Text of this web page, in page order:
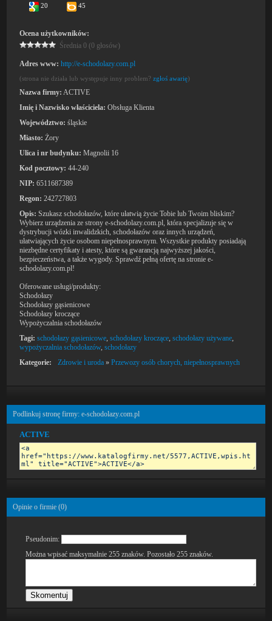
20 45
Ocena użytkowników:
Średnia 0 (0 głosów)
Adres www: http://e-schodolazy.com.pl
(strona nie działa lub występuje inny problem?zgłoś awarię)
Nazwa firmy: ACTIVE
Imię i Nazwisko właściciela: Obsługa Klienta
Województwo: śląskie
Miasto: Żory
Ulica i nr budynku: Magnolii 16
Kod pocztowy: 44-240
NIP: 6511687389
Regon: 242727803
Opis: Szukasz schodołazów, które ułatwią życie Tobie lub Twoim bliskim?
Wybierz urządzenia ze strony e-schodolazy.com.pl, która specjalizuje się w
dystrybucji wózki inwalidzkich, schodołazów oraz innych urządzeń,
ułatwiających życie osobom niepełnosprawnym. Wszystkie produkty posiadają
niezbędne certyfikaty i atesty, które są gwarancją najwyższej jakości,
bezpieczeństwa, a także wygody. Sprawdź pełną ofertę na stronie e-
schodolazy.com.pl!
Oferowane usługi/produkty:
Schodołazy
Schodołazy gąsienicowe
Schodołazy kroczące
Wypożyczalnia schodołazów
Tagi: schodołazy gąsienicowe,schodołazy kroczące,schodołazy używane,
wypożyczalnia schodołazów,schodołazy
Kategorie:
Zdrowie i uroda »Przewozy osób chorych, niepełnosprawnych
Podlinkuj stronę firmy: e-schodolazy.com.pl
ACTIVE
Opinie o firmie (0)
Pseudonim:
Można wpisać maksymalnie 255 znaków. Pozostało255 znaków.